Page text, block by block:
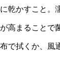
乾かすこと。
高まることで
で拭くか、風